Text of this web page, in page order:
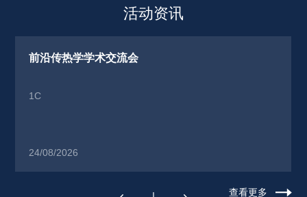
活动资讯
前沿传热学学术交流会
1C
24/08/2026
查看更多